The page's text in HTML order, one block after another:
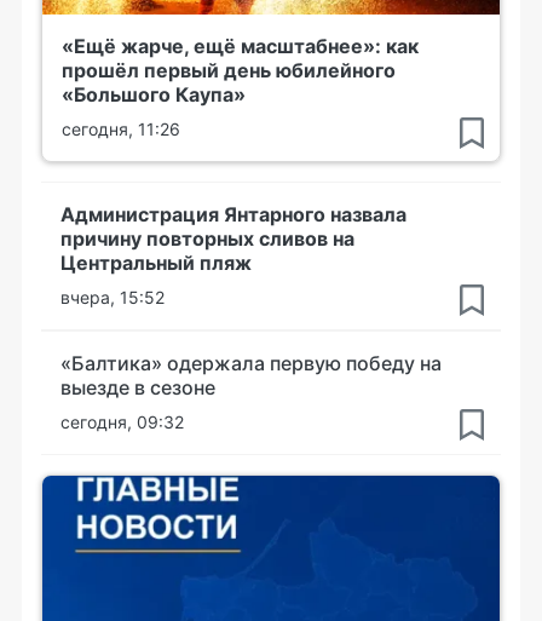
«Ещё жарче, ещё масштабнее»: как
прошёл первый день юбилейного
«Большого Каупа»
сегодня, 11:26
Администрация Янтарного назвала
причину повторных сливов на
Центральный пляж
вчера, 15:52
«Балтика» одержала первую победу на
выезде в сезоне
сегодня, 09:32